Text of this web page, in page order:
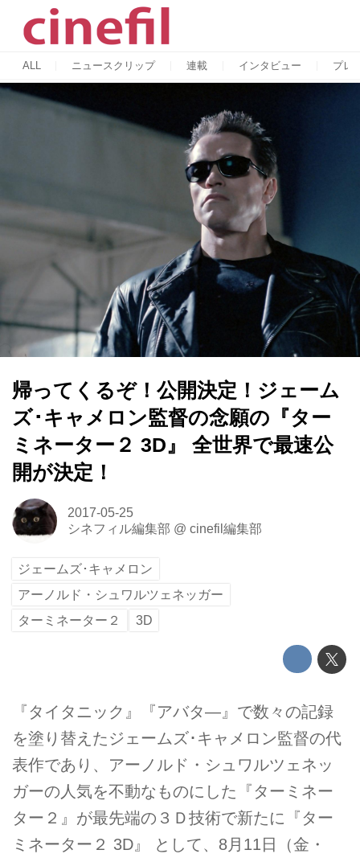
ALL ニュースクリップ 連載 インタビュー プレ
帰ってくるぞ！公開決定！ジェーム
ズ･キャメロン監督の念願の『ター
ミネーター２ 3D』 全世界で最速公
開が決定！
2017-05-25
シネフィル編集部 @ cinefil編集部
ジェームズ･キャメロン
アーノルド・シュワルツェネッガー
ターミネーター２
3D
『タイタニック』『アバタ―』で数々の記録
を塗り替えたジェームズ･キャメロン監督の代
表作であり、アーノルド・シュワルツェネッ
ガーの人気を不動なものにした『ターミネー
ター２』が最先端の３Ｄ技術で新たに『ター
ミネーター２ 3D』 として、8月11日（金・